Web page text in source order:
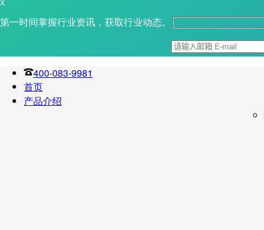
X
第一时间掌握行业资讯，获取行业动态。
400-083-9981
首页
产品介绍